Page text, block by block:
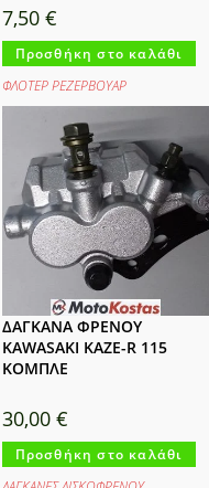
7,50 €
Προσθήκη στο καλάθι
ΦΛΟΤΕΡ ΡΕΖΕΡΒΟΥΑΡ
ΔΑΓΚΑΝΑ ΦΡΕΝΟΥ
KAWASAKI KAZE-R 115
ΚΟΜΠΛΕ
30,00 €
Προσθήκη στο καλάθι